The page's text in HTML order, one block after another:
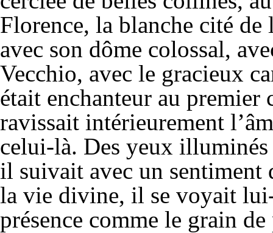
Florence, la blanche cité de
avec son dôme colossal,
Vecchio, avec le gracieux
était enchanteur au premier
ravissait intérieurement
celui-là. Des yeux
il suivait avec un sentiment
la vie divine, il se voyait
présence comme le grain